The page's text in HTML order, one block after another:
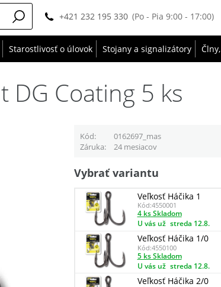
+421 232 195 330 (Po - Pia 9:00 - 17:00)
Starostlivosť o úlovok Stojany a signalizátory
DG Coating 5 ks
Kód 0162697_mas
Záruka
24 mesiacov
Vybrať variantu
Veľkosť Háčika 1
Kód:4550001
4 ks Skladom
U vás už streda 12.8.
Veľkosť Háčika 1/0
Kód:4550100
5 ks Skladom
U vás už streda 12.8.
Veľkosť Háčika 2/0